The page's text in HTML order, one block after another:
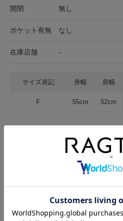
開閉 無し
ポケット有無 なし
在庫店舗 -
サイズ表記 身幅 肩幅
F 55cm 52cm
普通
なし